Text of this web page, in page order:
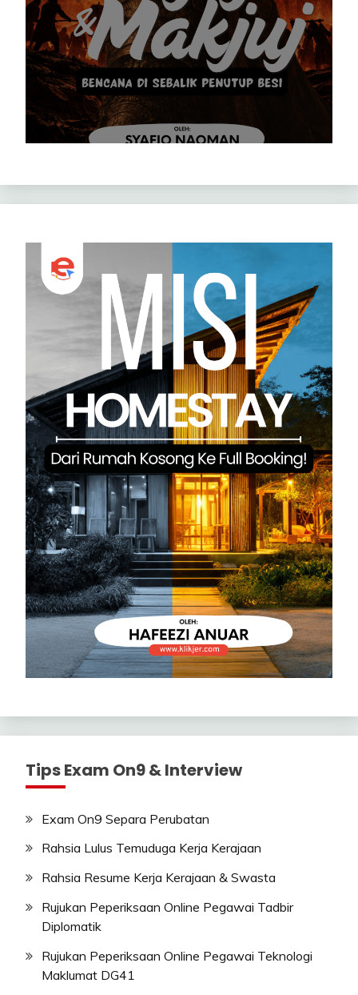
Tips Exam On9 & Interview
Exam On9 Separa Perubatan
Rahsia Lulus Temuduga Kerja Kerajaan
Rahsia Resume Kerja Kerajaan & Swasta
Rujukan Peperiksaan Online Pegawai Tadbir
Diplomatik
Rujukan Peperiksaan Online Pegawai Teknologi
Maklumat DG41